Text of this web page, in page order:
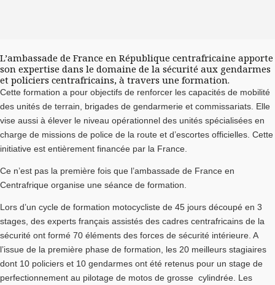
L’ambassade de France en République centrafricaine apporte
son expertise dans le domaine de la sécurité aux gendarmes
et policiers centrafricains, à travers une formation.
Cette formation a pour objectifs de renforcer les capacités de mobilité
des unités de terrain, brigades de gendarmerie et commissariats. Elle
vise aussi à élever le niveau opérationnel des unités spécialisées en
charge de missions de police de la route et d’escortes officielles. Cette
initiative est entièrement financée par la France.
Ce n’est pas la première fois que l’ambassade de France en
Centrafrique organise une séance de formation.
Lors d’un cycle de formation motocycliste de 45 jours découpé en 3
stages, des experts français assistés des cadres centrafricains de la
sécurité ont formé 70 éléments des forces de sécurité intérieure. A
l’issue de la première phase de formation, les 20 meilleurs stagiaires
dont 10 policiers et 10 gendarmes ont été retenus pour un stage de
perfectionnement au pilotage de motos de grosse cylindrée. Les